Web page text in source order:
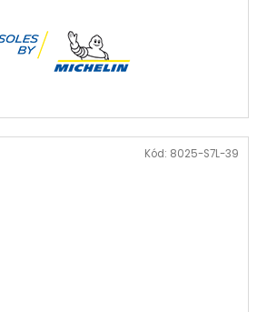
Kód: 8025-S7L-39